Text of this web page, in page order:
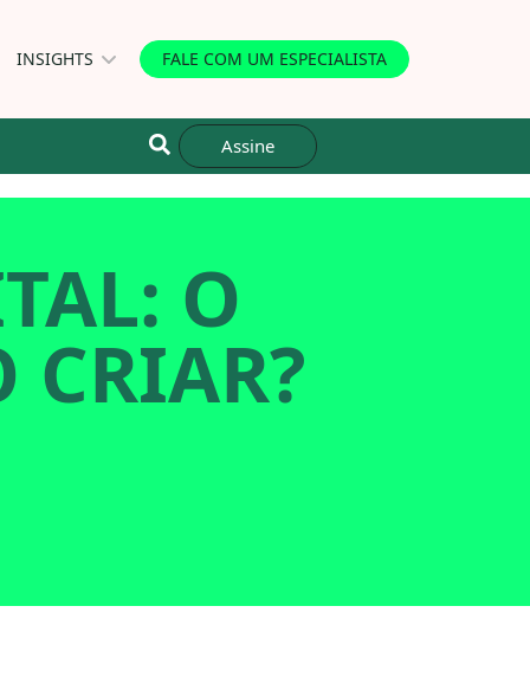
INSIGHTS FALE COM UM ESPECIALISTA
Assine
O
CRIAR?